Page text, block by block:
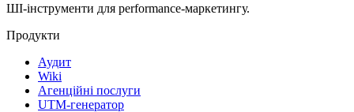
ШІ-інструменти для performance-маркетингу.
Продукти
Аудит
Wiki
Агенційні послуги
UTM-генератор